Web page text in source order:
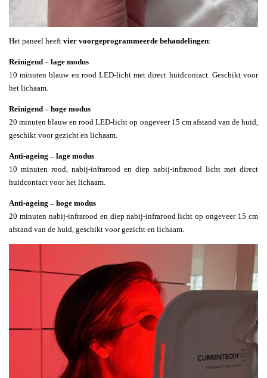
Het paneel heeft vier voorgeprogrammeerde behandelingen:
Reinigend – lage modus
10 minuten blauw en rood LED-licht met direct huidcontact. Geschikt voor
het lichaam.
Reinigend – hoge modus
20 minuten blauw en rood LED-licht op ongeveer 15 cm afstand van de huid,
geschikt voor gezicht en lichaam.
Anti-ageing – lage modus
10 minuten rood, nabij-infrarood en diep nabij-infrarood licht met direct
huidcontact voor het lichaam.
Anti-ageing – hoge modus
20 minuten nabij-infrarood en diep nabij-infrarood licht op ongeveer 15 cm
afstand van de huid, geschikt voor gezicht en lichaam.